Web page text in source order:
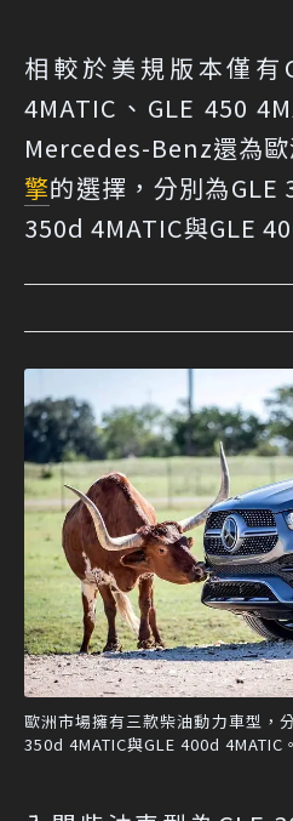
相較於美規版本僅有
4MATIC、GLE 450
Mercedes-Benz還為
擎的選擇，分別為GLE
350d 4MATIC與GLE
歐洲市場擁有三款柴油動力車型，
350d 4MATIC與GLE 400d